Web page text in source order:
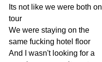
Its not like we were both on
tour
We were staying on the
same fucking hotel floor
And
wasn't looking for a